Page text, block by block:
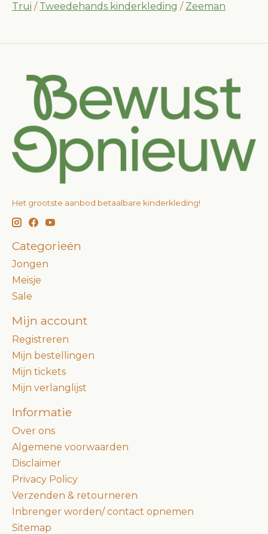
Trui / Tweedehands kinderkleding / Zeeman
Het grootste aanbod betaalbare kinderkleding!
Categorieën
Jongen
Meisje
Sale
Mijn account
Registreren
Mijn bestellingen
Mijn tickets
Mijn verlanglijst
Informatie
Over ons
Algemene voorwaarden
Disclaimer
Privacy Policy
Verzenden & retourneren
Inbrenger worden/ contact opnemen
Sitemap